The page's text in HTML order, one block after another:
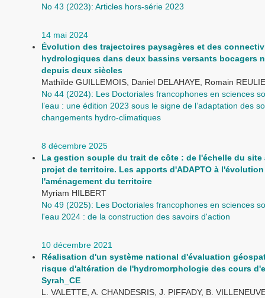
No 43 (2023): Articles hors-série 2023
14 mai 2024
Évolution des trajectoires paysagères et des
hydrologiques dans deux bassins versants bocagers
depuis deux siècles
Mathilde GUILLEMOIS, Daniel DELAHAYE, Romain
No 44 (2024): Les Doctoriales francophones en sciences
l’eau : une édition 2023 sous le signe de l’adaptation des
changements hydro-climatiques
8 décembre 2025
La gestion souple du trait de côte : de l'échelle du site
projet de territoire. Les apports d'ADAPTO à
l'aménagement du territoire
Myriam HILBERT
No 49 (2025): Les Doctoriales francophones en sciences
l'eau 2024 : de la construction des savoirs d'action
10 décembre 2021
Réalisation d'un système national d'évaluation
risque d'altération de l'hydromorphologie des cours
Syrah_CE
L. VALETTE, A. CHANDESRIS, J. PIFFADY, B.